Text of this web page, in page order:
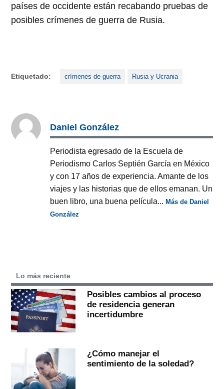
países de occidente están recabando pruebas de
posibles crímenes de guerra de Rusia.
Etiquetado: crímenes de guerra Rusia y Ucrania
Daniel González
Periodista egresado de la Escuela de
Periodismo Carlos Septién García en México
y con 17 años de experiencia. Amante de los
viajes y las historias que de ellos emanan. Un
buen libro, una buena película...Más de Daniel
González
Lo más reciente
Posibles cambios al proceso
de residencia generan
incertidumbre
¿Cómo manejar el
sentimiento de la soledad?